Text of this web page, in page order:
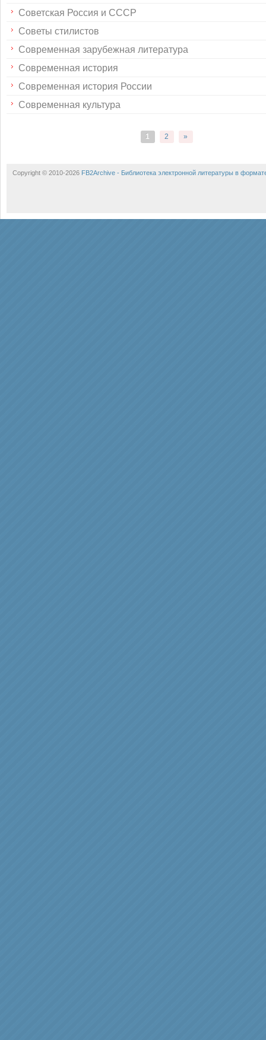
Советская Россия и СССР
Советы стилистов
Современная зарубежная литература
Современная история
Современная история России
Современная культура
1 2 »
Copyright © 2010-2026 FB2Archive - Библиотека электронной литературы в